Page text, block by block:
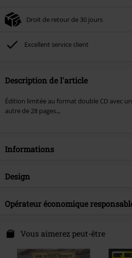
Droit de retour de 30 jours
Excellent service client
Description de l'article
Édition limitée au format double CD avec
autre de 28 pages.,,
Informations
Article n°.
Thématiques
Artiste
Die
Design
Catégorie de produit
Opérateur économique
Alter Wandrahm 14
Germany
Vous aimerez peut-être